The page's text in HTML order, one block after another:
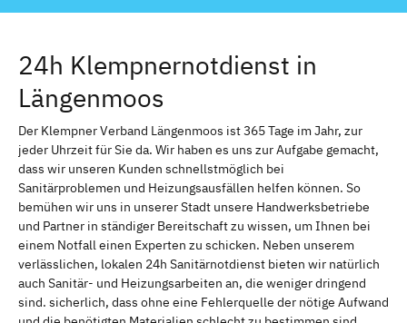
24h Klempnernotdienst in
Längenmoos
Der Klempner Verband Längenmoos ist 365 Tage im Jahr, zur
jeder Uhrzeit für Sie da. Wir haben es uns zur Aufgabe gemacht,
dass wir unseren Kunden schnellstmöglich bei
Sanitärproblemen und Heizungsausfällen helfen können. So
bemühen wir uns in unserer Stadt unsere Handwerksbetriebe
und Partner in ständiger Bereitschaft zu wissen, um Ihnen bei
einem Notfall einen Experten zu schicken. Neben unserem
verlässlichen, lokalen 24h Sanitärnotdienst bieten wir natürlich
auch Sanitär- und Heizungsarbeiten an, die weniger dringend
sind. sicherlich, dass ohne eine Fehlerquelle der nötige Aufwand